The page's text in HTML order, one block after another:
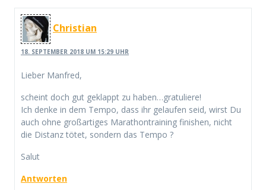
Christian
18. SEPTEMBER 2018 UM 15:29 UHR
Lieber Manfred,
scheint doch gut geklappt zu haben…gratuliere!
Ich denke in dem Tempo, dass ihr gelaufen seid, wirst Du
auch ohne großartiges Marathontraining finishen, nicht
die Distanz tötet, sondern das Tempo ?
Salut
Antworten